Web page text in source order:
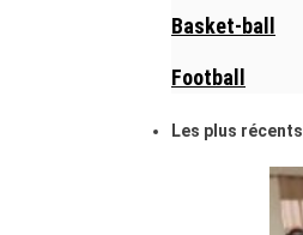
Basket-ball
Football
Les plus récents